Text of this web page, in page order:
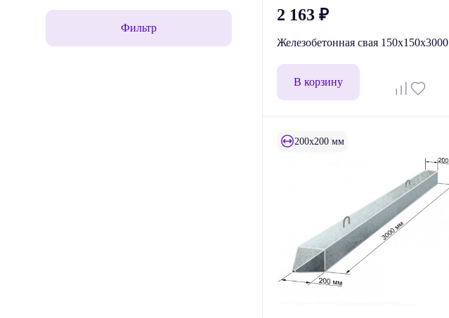
Фильтр
2 163 ₽
Железобетонная свая 150x150x3000
В корзину
200x200 мм